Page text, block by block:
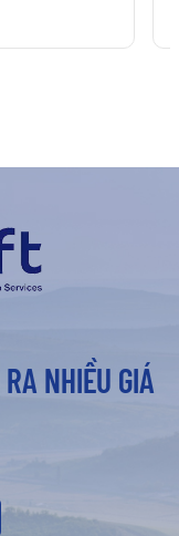
kết nối hệ th
NHIỀU GIÁ